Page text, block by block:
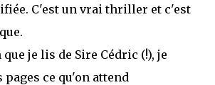
C'est un vrai thriller et c'est
je lis de Sire Cédric (!), je
pages ce qu'on attend